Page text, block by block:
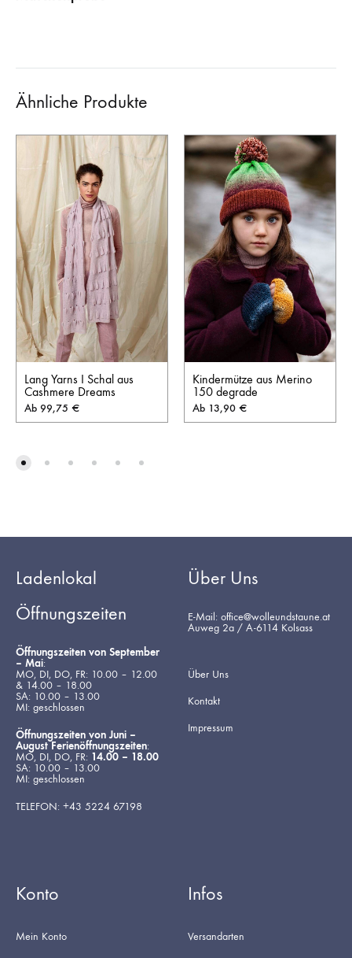
Ähnliche Produkte
Lang Yarns I Schal aus
Cashmere Dreams
Ab 99,75 €
Kindermütze aus Merino
150 degrade
Ab 13,90 €
Ladenlokal
Öffnungszeiten
Öffnungszeiten von September
– Mai:
MO, DI, DO, FR: 10.00 – 12.00
& 14.00 – 18.00
SA: 10.00 – 13.00
MI: geschlossen
Öffnungszeiten von Juni –
August Ferienöffnungszeiten:
MO, DI, DO, FR: 14.00 – 18.00
SA: 10.00 – 13.00
MI: geschlossen
TELEFON: +43 5224 67198
Über Uns
E-Mail: office@wolleundstaune.at
Auweg 2a / A-6114 Kolsass
Über Uns
Kontakt
Impressum
Konto
Mein Konto
Infos
Versandarten